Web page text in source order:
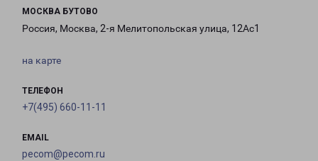
МОСКВА БУТОВО
Россия, Москва, 2-я Мелитопольская улица, 12Ас1
на карте
ТЕЛЕФОН
+7(495) 660-11-11
EMAIL
pecom@pecom.ru